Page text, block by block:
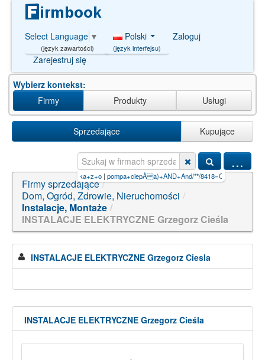
Select Language ▼
(język zawartości)
Polski
(język interfejsu)
Zaloguj
Zarejestruj się
Wybierz kontekst:
Firmy
Produkty Usługi
Sprzedające Kupujące
...
**/8418=C|kiếm tiền online telegram【PG99.S
Firmy sprzedające /
Dom, Ogród, Zdrowie, Nieruchomości /
Instalacje, Montaże /
INSTALACJE ELEKTRYCZNE Grzegorz Cieśla
INSTALACJE ELEKTRYCZNE Grzegorz Ciesla
INSTALACJE ELEKTRYCZNE Grzegorz Cieśla